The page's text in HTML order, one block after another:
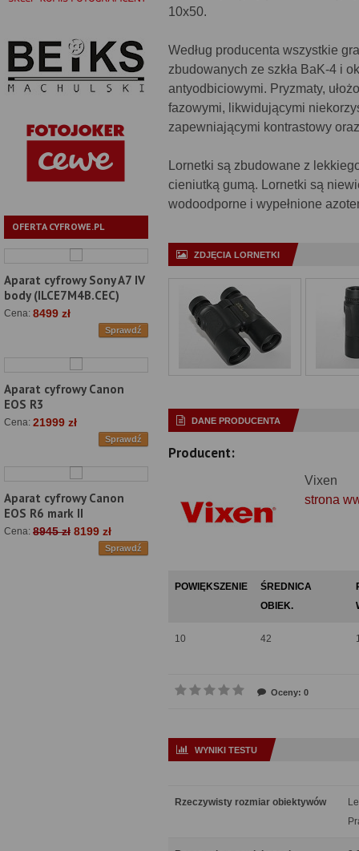
OFERTA CYFROWE.PL
Aparat cyfrowy Sony A7 IV
body (ILCE7M4B.CEC)
Cena: 8499 zł
Sprawdź
Aparat cyfrowy Canon
EOS R3
Cena: 21999 zł
Sprawdź
Aparat cyfrowy Canon
EOS R6 mark II
Cena: 8945 zł 8199 zł
Sprawdź
10x50.
Według producenta wszystkie
zbudowanych ze szkła BaK-4 i
antyodbiciowymi. Pryzmaty,
fazowymi, likwidującymi
zapewniającymi kontrastowy
Lornetki są zbudowane z
cieniutką gumą. Lornetki są
wodoodporne i wypełnione
ZDJĘCIA LORNETKI
DANE PRODUCENTA
Producent:
Vixen
strona
POWIĘKSZENIE
ŚREDNICA
OBIEK.
10 42
Oceny: 0
WYNIKI TESTU
Rzeczywisty rozmiar obiektywów